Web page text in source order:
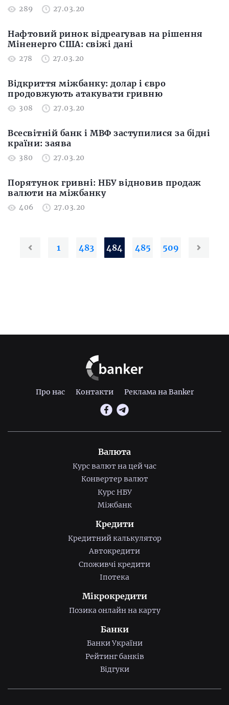
289 27.03.20
Нафтовий ринок відреагував на рішення
Міненерго США: свіжі дані
278 27.03.20
Відкриття міжбанку: долар і євро
продовжують атакувати гривню
308 27.03.20
Всесвітній банк і МВФ заступилися за бідні
країни: заява
380 27.03.20
Порятунок гривні: НБУ відновив продаж
валюти на міжбанку
406 27.03.20
1 483 484 485 509
Про нас Контакти Реклама на Banker
Валюта
Курс валют на цей час
Конвертер валют
Курс НБУ
Міжбанк
Кредити
Кредитний калькулятор
Автокредити
Споживчі кредити
Іпотека
Мікрокредити
Позика онлайн на карту
Банки
Банки України
Рейтинг банків
Відгуки